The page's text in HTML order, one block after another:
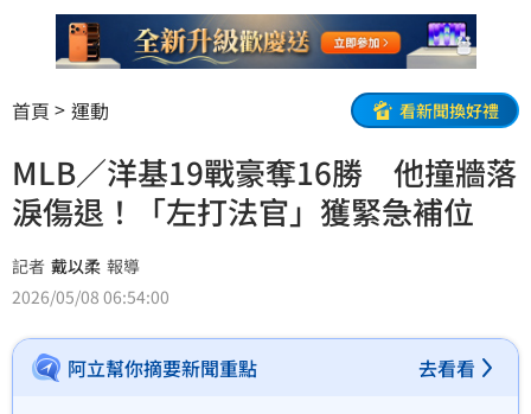
首頁 運動 看新聞換好禮
MLB／洋基19戰豪奪16勝 他撞牆落
淚傷退！「左打法官」獲緊急補位
記者 戴以柔 報導
2026/05/08 06:54:00
阿立幫你摘要新聞重點 去看看